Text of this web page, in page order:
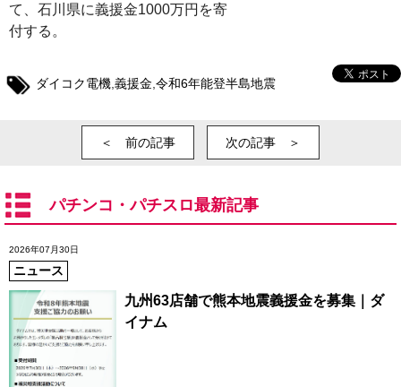
て、石川県に義援金1000万円を寄
付する。
ダイコク電機 義援金 令和6年能登半島地震
＜ 前の記事 次の記事 ＞
パチンコ・パチスロ最新記事
2026年07月30日
ニュース
九州63店舗で熊本地震義援金を募集｜ダ
イナム